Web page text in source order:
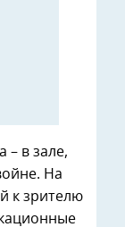
– в зале,
На
к зрителю